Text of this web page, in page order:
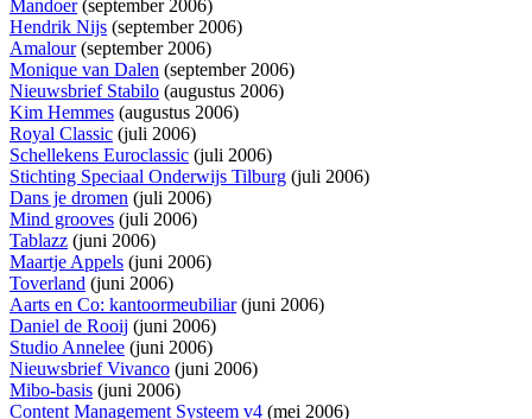
Mandoer(september 2006)
Hendrik Nijs (september 2006)
Amalour(september 2006)
Monique van Dalen (september 2006)
Nieuwsbrief Stabilo (augustus 2006)
Kim Hemmes (augustus 2006)
Royal Classic (juli 2006)
Schellekens Euroclassic (juli 2006)
Stichting Speciaal Onderwijs Tilburg (juli 2006)
Dans je dromen (juli 2006)
Mind grooves (juli 2006)
Tablazz (juni 2006)
Maartje Appels (juni 2006)
Toverland (juni 2006)
Aarts en Co: kantoormeubiliar(juni 2006)
Daniel de Rooij (juni 2006)
Studio Annelee (juni 2006)
Nieuwsbrief Vivanco (juni 2006)
Mibo-basis (juni 2006)
Content Management Systeem v4 (mei 2006)